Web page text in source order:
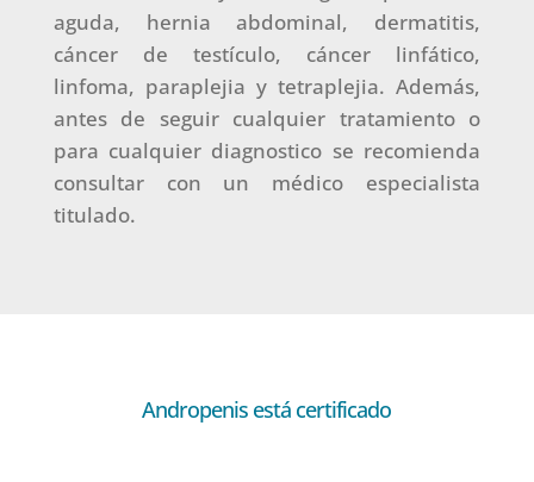
aguda, hernia abdominal, dermatitis,
cáncer de testículo, cáncer linfático,
linfoma, paraplejia y tetraplejia. Además,
antes de seguir cualquier tratamiento o
para cualquier diagnostico se recomienda
consultar con un médico especialista
titulado.
Andropenis está certificado